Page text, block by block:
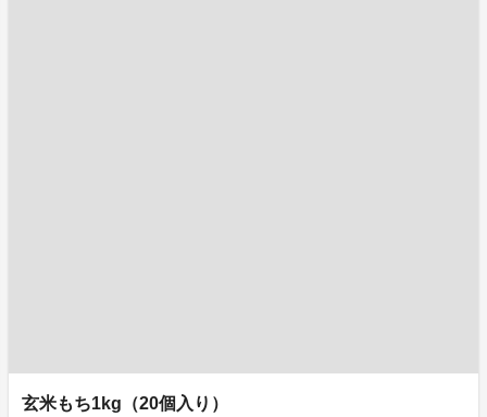
玄米もち1kg（20個入り）